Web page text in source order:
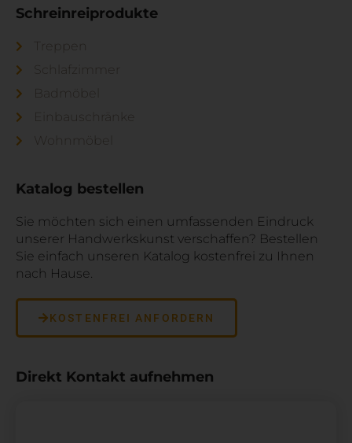
Schreinreiprodukte
Treppen
Schlafzimmer
Badmöbel
Einbauschränke
Wohnmöbel
Katalog bestellen
Sie möchten sich einen umfassenden Eindruck
unserer Handwerkskunst verschaffen? Bestellen
Sie einfach unseren Katalog kostenfrei zu Ihnen
nach Hause.
KOSTENFREI ANFORDERN
Direkt Kontakt aufnehmen